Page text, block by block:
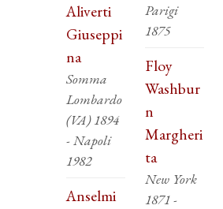
Aliverti
Giuseppi
na
Somma
Lombardo
(VA) 1894
- Napoli
1982
Anselmi
Parigi
1875
Floy
Washbur
n
Margheri
ta
New York
1871 -